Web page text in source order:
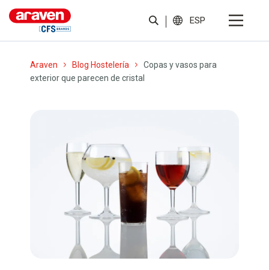
ESP
Araven Blog Hostelería
Copas y vasos para
exterior que parecen de cristal